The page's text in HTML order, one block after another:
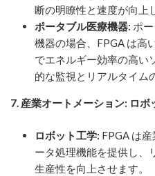
断の明瞭性と速度が向上
ポータブル医療機器: ポ
機器の場合、FPGA は高
でエネルギー効率の高い
的な監視とリアルタイム
7. 産業オートメーション: ロ
ロボット工学: FPGA は
ータ処理機能を提供し、
生産性を向上させます。